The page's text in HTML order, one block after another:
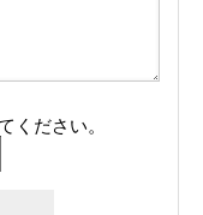
ください。